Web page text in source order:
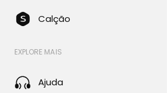
Calção
EXPLORE MAIS
Ajuda